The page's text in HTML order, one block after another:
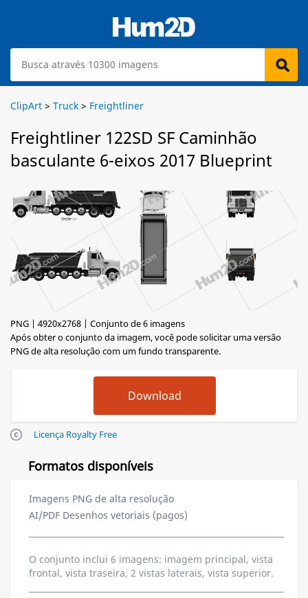
ClipArt > Truck > Freightliner
Freightliner 122SD SF Caminhão
basculante 6-eixos 2017 Blueprint
PNG | 4920x2768 | Conjunto de 6 imagens
Após obter o conjunto da imagem, você pode solicitar uma versão
PNG de alta resolução com um fundo transparente.
Licença Royalty Free
Formatos disponíveis
Imagens PNG de alta resolução
AI/PDF Desenhos vetoriais (pagos)
O conjunto inclui 6 imagens: imagem principal, vista
frontal, vista traseira, 2 vistas laterais, vista superior.